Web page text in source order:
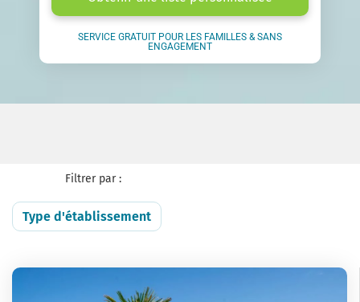
SERVICE GRATUIT POUR LES FAMILLES & SANS
ENGAGEMENT
Filtrer par :
Type d'établissement